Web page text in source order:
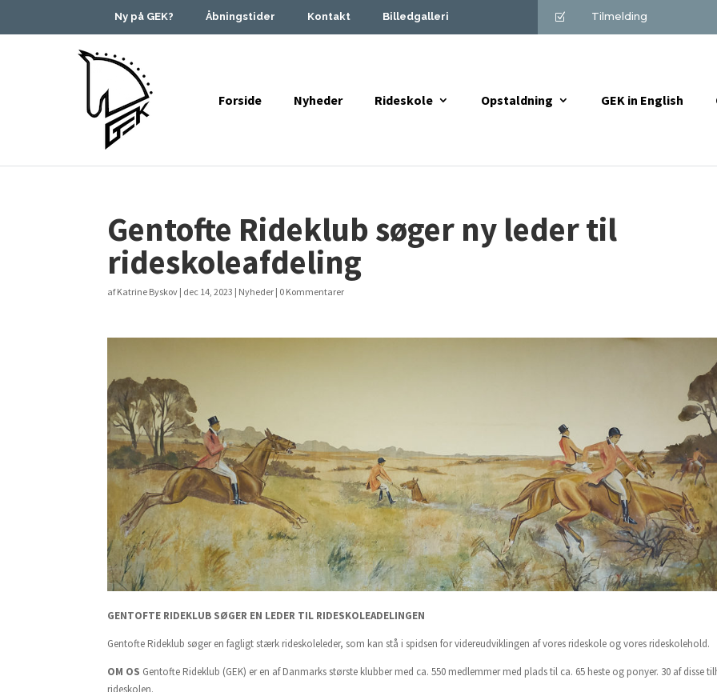
Ny på GEK? Åbningstider Kontakt Billedgalleri Z Tilmelding
Forside Nyheder Rideskole Opstaldning GEK in English
Gentofte Rideklub søger ny leder til
rideskoleafdeling
afKatrine Byskov | dec 14, 2023 | Nyheder | 0 Kommentarer
GENTOFTE RIDEKLUB SØGER EN LEDER TIL RIDESKOLEADELINGEN
Gentofte Rideklub søger en fagligt stærk rideskoleleder, som kan stå i spidsen for videreudviklingen af vores rideskole og vores rideskolehold.
OM OS Gentofte Rideklub (GEK) er en af Danmarks største klubber med ca. 550 medlemmer med plads til ca. 65 heste og ponyer. 30 af disse
rideskolen.